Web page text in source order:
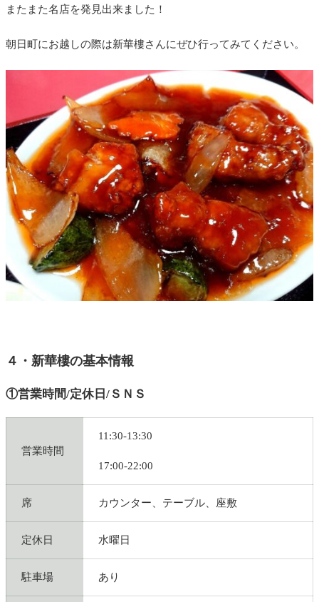
またまた名店を発見出来ました！
朝日町にお越しの際は新華樓さんにぜひ行ってみてください。
４・新華樓の基本情報
①営業時間/定休日/ＳＮＳ
営業時間
11:30-13:30
17:00-22:00
席 カウンター、テーブル、座敷
定休日 水曜日
駐車場 あり